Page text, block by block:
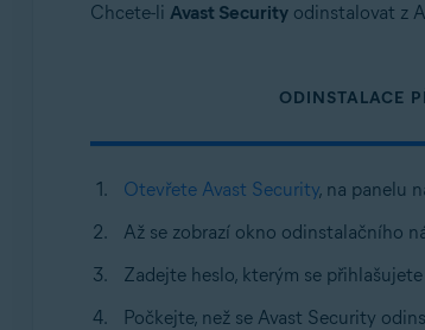
Apple macOS 10.15.x (Catalina)
Apple Mac OS X 10.11.x (El Capitan)
Chcete-li Avast Securityodinstalovat z
ODINSTALACE
Otevřete Avast Security, na panelu
Až se zobrazí okno odinstalačního
Zadejte heslo, kterým se
Počkejte, než se Avast Security